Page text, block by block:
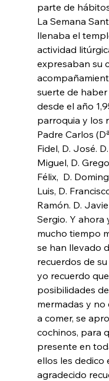
parte de
La Semana
llenaba el
actividad
expresaban su
suerte de
desde el año
parroquia y los
Padre Carlos
Fidel, D. José.
Miguel, D.
Félix,  D.
Luis, D.
Ramón. D.
Sergio. Y ahora
mucho tiempo
se han llevado
recuerdos de
yo recuerdo
posibilidades
mermadas y no
a comer, se
cochinos, para
presente en
ellos les dedico
agradecido